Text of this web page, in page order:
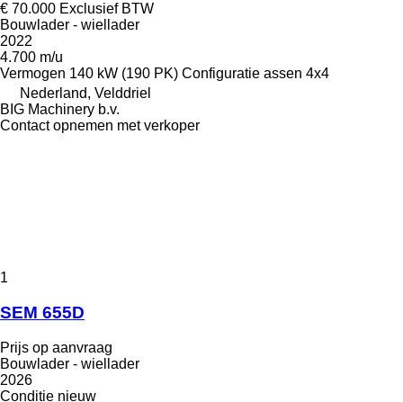
€ 70.000 Exclusief BTW
Bouwlader - wiellader
2022
4.700 m/u
Vermogen 140 kW (190 PK) Configuratie assen 4x4
Nederland, Velddriel
BIG Machinery b.v.
Contact opnemen met verkoper
1
SEM 655D
Prijs op aanvraag
Bouwlader - wiellader
2026
Conditie nieuw